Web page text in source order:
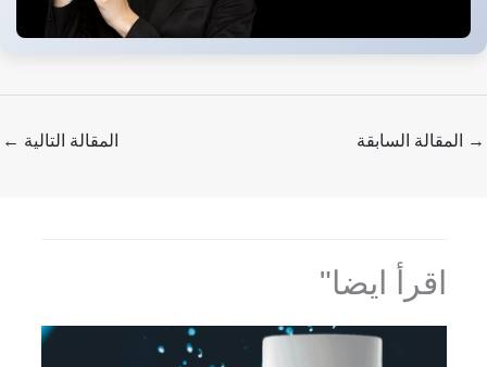
→ المقالة السابقة المقالة التالية ←
اقرأ ايضا"